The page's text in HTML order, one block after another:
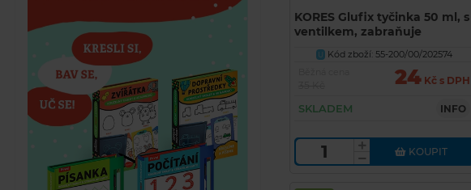
KORES Glufix tyčinka 50 ml, s
ventilkem, zabraňuje
vytékání
U Kód zboží: 55-200/00/202574
24Kč s DPH
SKLADEM INFO
KOUPIT